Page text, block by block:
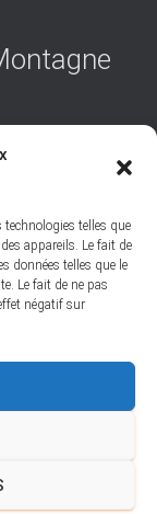
telles que
appareils. Le fait de
données telles que le
Le fait de ne pas
négatif sur
Podcast
Longchamp